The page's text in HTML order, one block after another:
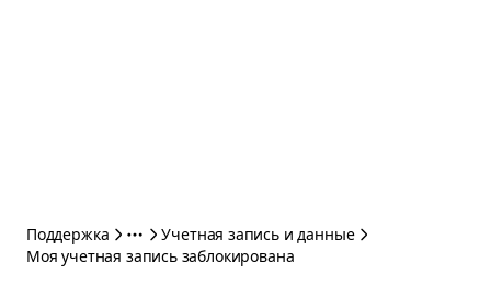
Поддержка
Учетная запись и данные
Моя учетная запись заблокирована